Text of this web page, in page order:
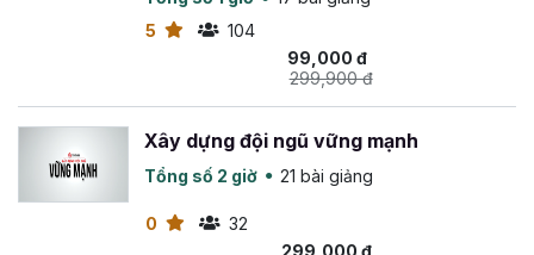
5
104
99,000 đ
299,900 đ
Xây dựng đội ngũ vững mạnh
Tổng số 2 giờ 21 bài giảng
0
32
299,000 đ